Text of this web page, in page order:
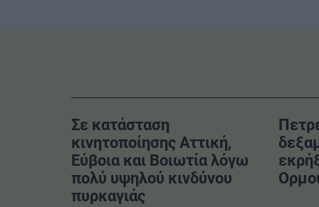
Σε κατάσταση
κινητοποίησης Αττική,
Εύβοια και Βοιωτία λόγω
πολύ υψηλού κινδύνου
πυρκαγιάς